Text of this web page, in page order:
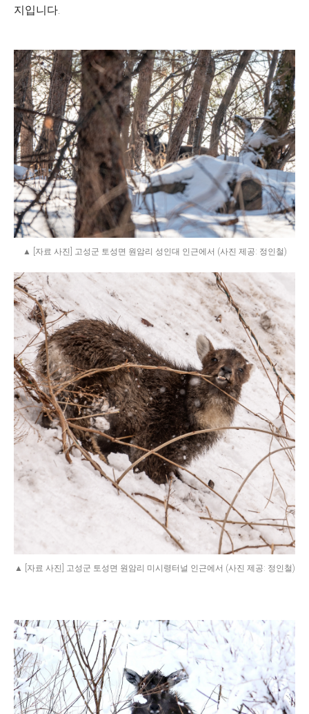
지입니다.
▲ [자료 사진] 고성군 토성면 원암리 성인대 인근에서 (사진 제공: 정인철)
▲ [자료 사진] 고성군 토성면 원암리 미시령터널 인근에서 (사진 제공: 정인철)